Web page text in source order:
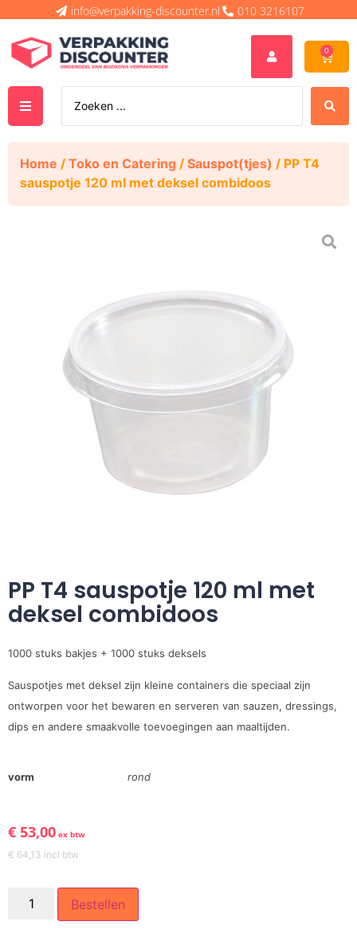
info@verpakking-discounter.nl 010 3216107
0
Home / Toko en Catering / Sauspot(tjes) / PP T4
sauspotje 120 ml met deksel combidoos
PP T4 sauspotje 120 ml met
deksel combidoos
1000 stuks bakjes + 1000 stuks deksels
Sauspotjes met deksel zijn kleine containers die speciaal zijn
ontworpen voor het bewaren en serveren van sauzen, dressings,
dips en andere smaakvolle toevoegingen aan maaltijden.
vorm rond
€ 53,00 ex btw
€ 64,13 incl btw
Bestellen